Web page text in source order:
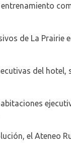
de La
del
el Ateneo